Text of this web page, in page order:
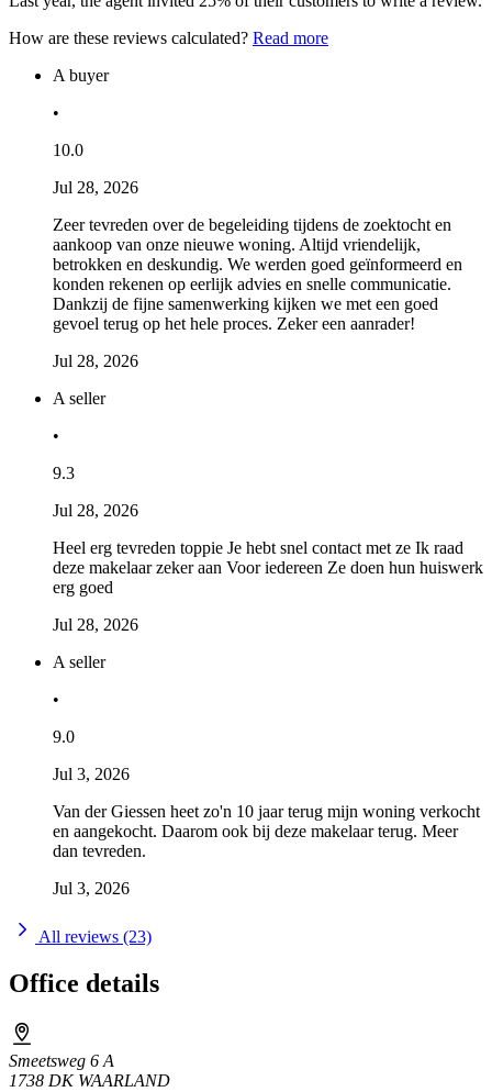
How are these reviews calculated? Read more
A buyer
•
10.0
Jul 28, 2026
Zeer tevreden over de begeleiding tijdens de zoektocht en
aankoop van onze nieuwe woning. Altijd vriendelijk,
betrokken en deskundig. We werden goed geïnformeerd en
konden rekenen op eerlijk advies en snelle communicatie.
Dankzij de fijne samenwerking kijken we met een goed
gevoel terug op het hele proces. Zeker een aanrader!
Jul 28, 2026
A seller
•
9.3
Jul 28, 2026
Heel erg tevreden toppie Je hebt snel contact met ze Ik raad
deze makelaar zeker aan Voor iedereen Ze doen hun huiswerk
erg goed
Jul 28, 2026
A seller
•
9.0
Jul 3, 2026
Van der Giessen heet zo'n 10 jaar terug mijn woning verkocht
en aangekocht. Daarom ook bij deze makelaar terug. Meer
dan tevreden.
Jul 3, 2026
All reviews (23)
Office details
Smeetsweg 6 A
1738 DK WAARLAND